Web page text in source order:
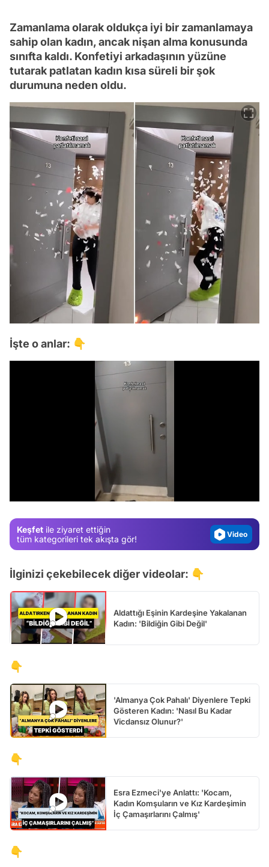
Zamanlama olarak oldukça iyi bir zamanlamaya
sahip olan kadın, ancak nişan alma konusunda
sınıfta kaldı. Konfetiyi arkadaşının yüzüne
tutarak patlatan kadın kısa süreli bir şok
durumuna neden oldu.
İşte o anlar: 👇
Keşfet ile ziyaret ettiğin
tüm kategorileri tek akışta gör!
Video
İlginizi çekebilecek diğer videolar: 👇
Aldattığı Eşinin Kardeşine Yakalanan
Kadın: 'Bildiğin Gibi Değil'
👇
'Almanya Çok Pahalı' Diyenlere Tepki
Gösteren Kadın: 'Nasıl Bu Kadar
Vicdansız Olunur?'
👇
Esra Ezmeci'ye Anlattı: 'Kocam,
Kadın Komşuların ve Kız Kardeşimin
İç Çamaşırlarını Çalmış'
👇